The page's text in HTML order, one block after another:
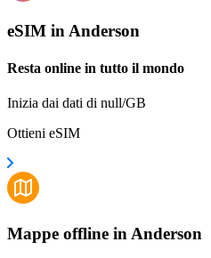
eSIM in Anderson
Resta online in tutto il mondo
Inizia dai dati di null/GB
Ottieni eSIM
Mappe offline in Anderson